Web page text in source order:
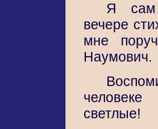
Я сам
вечере
мне
Наумович.
светлые!